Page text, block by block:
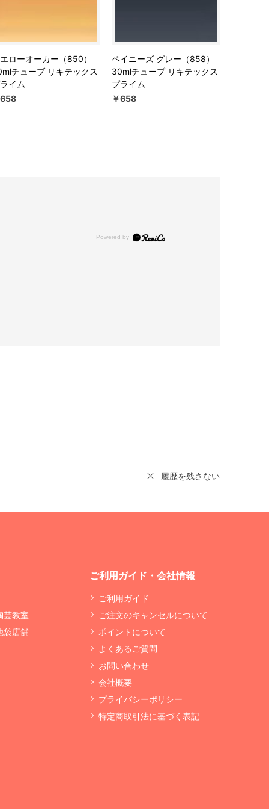
ローオーカー（850）
チューブ リキテックス
イム
ペイニーズ グレー（858）
30mlチューブ リキテックス
プライム
￥658
履歴を残さない
芸教室
袋店舗
ご利用ガイド・会社情報
ご利用ガイド
ご注文のキャンセルについて
ポイントについて
よくあるご質問
お問い合わせ
会社概要
プライバシーポリシー
特定商取引法に基づく表記